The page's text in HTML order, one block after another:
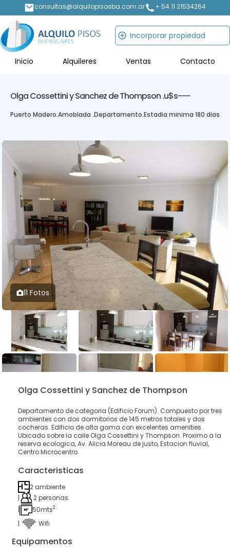
consultas@alquilopisosba.com.ar + 54 11 21534264
Incorporar propiedad
Inicio Alquileres Ventas Contacto
Olga Cossettini y Sanchez de Thompson .u$s---
Puerto Madero.Amoblada .Departamento.Estadia minima 180 dias
11 Fotos
Olga Cossettini y Sanchez de Thompson
Departamento de categoria (Edificio Forum). Compuesto por tres
ambientes con dos dormitorios de 145 metros totales y dos
cocheras. Edificio de alta gama con excelentes amenities.
Ubicado sobre la calle Olga Cossettini y Thompson. Proximo a la
reserva ecologica, Av. Alicia Moreau de justo, Estacion fluvial,
Centro Microcentro.
Caracteristicas
2 ambiente
|
2 personas
|
50mts2
| Wifi
Equipamentos